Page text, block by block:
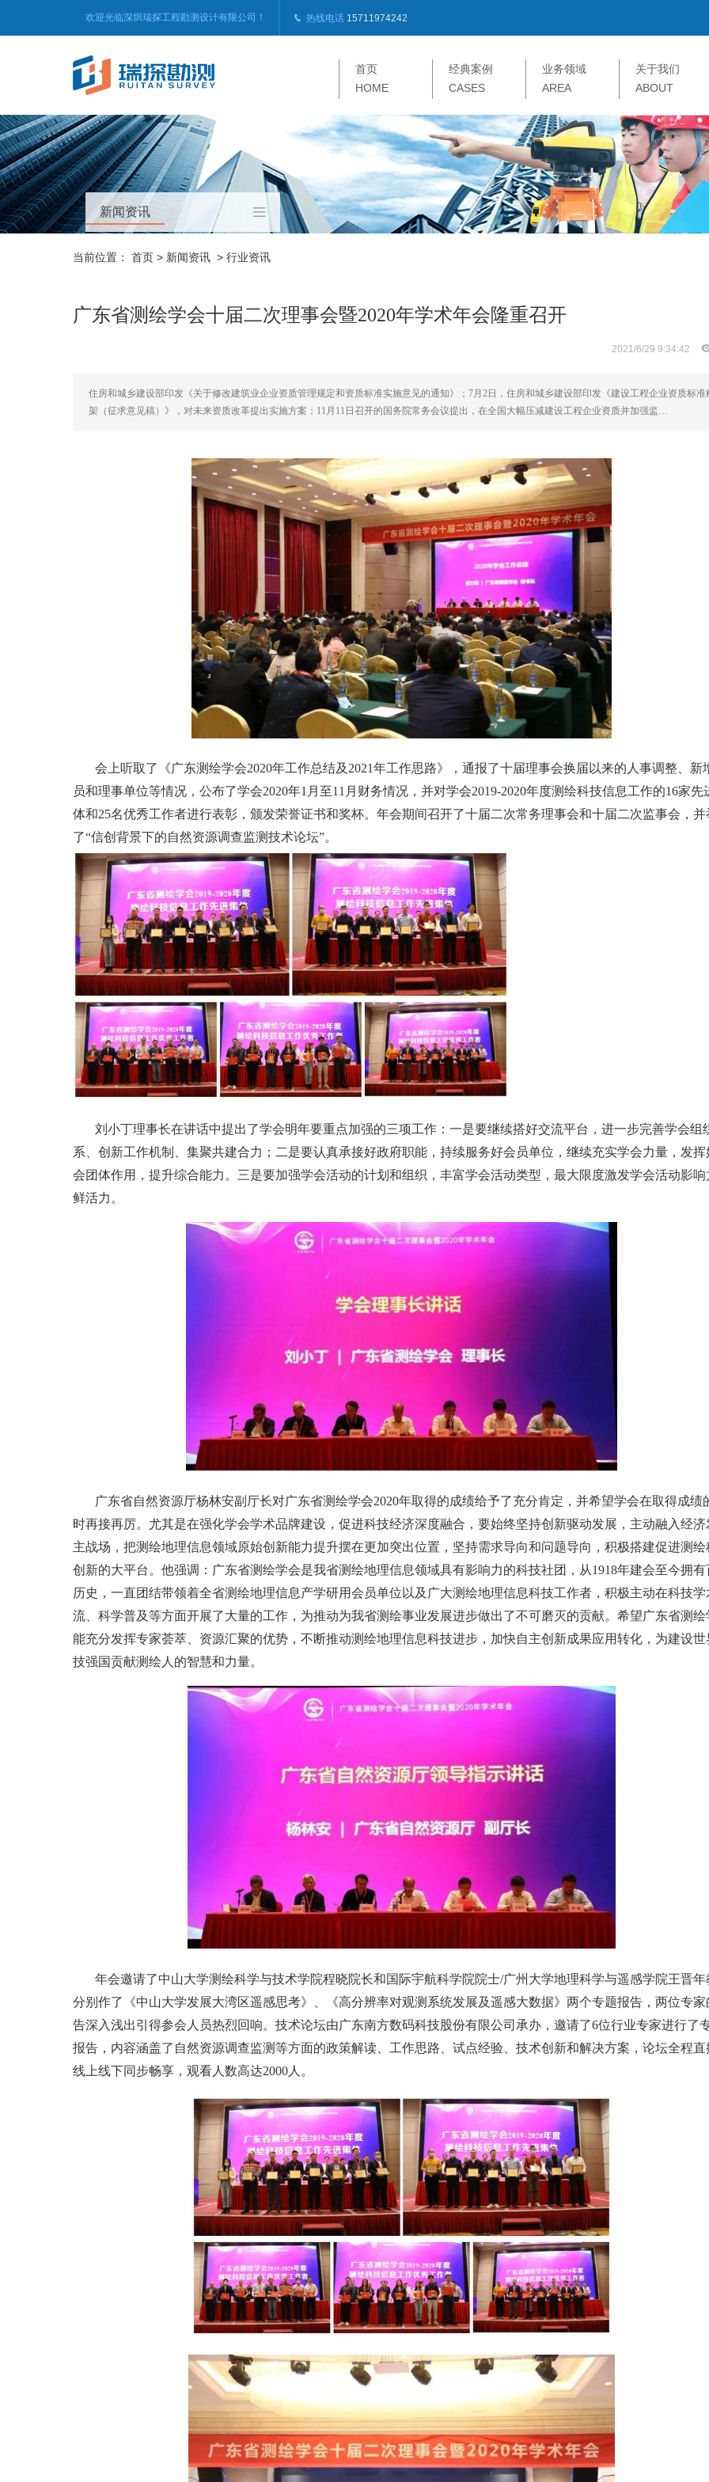
欢迎光临深圳瑞探工程勘测设计有限公司！ 热线电话 15711974242
首页
HOME
经典案例
CASES
业务领域
AREA
关于我们
ABOUT
新闻资讯
当前位置： 首页 > 新闻资讯 > 行业资讯
广东省测绘学会十届二次理事会暨2020年学术年会隆重召开
2021/6/29 9:34:42
住房和城乡建设部印发《关于修改建筑业企业资质管理规定和资质标准实施意见的通知》；7月2日，住房和城乡建设部印发《建设工程企业资质标准
架（征求意见稿）》，对未来资质改革提出实施方案；11月11日召开的国务院常务会议提出，在全国大幅压减建设工程企业资质并加强监…
会上听取了《广东测绘学会2020年工作总结及2021年工作思路》，通报了十届理事会换届以来的人事调整、新
员和理事单位等情况，公布了学会2020年1月至11月财务情况，并对学会2019-2020年度测绘科技信息工作的16家先
体和25名优秀工作者进行表彰，颁发荣誉证书和奖杯。年会期间召开了十届二次常务理事会和十届二次监事会，并
了“信创背景下的自然资源调查监测技术论坛”。
刘小丁理事长在讲话中提出了学会明年要重点加强的三项工作：一是要继续搭好交流平台，进一步完善学会组
系、创新工作机制、集聚共建合力；二是要认真承接好政府职能，持续服务好会员单位，继续充实学会力量，发挥
会团体作用，提升综合能力。三是要加强学会活动的计划和组织，丰富学会活动类型，最大限度激发学会活动影响
鲜活力。
广东省自然资源厅杨林安副厅长对广东省测绘学会2020年取得的成绩给予了充分肯定，并希望学会在取得成绩
时再接再厉。尤其是在强化学会学术品牌建设，促进科技经济深度融合，要始终坚持创新驱动发展，主动融入经济
主战场，把测绘地理信息领域原始创新能力提升摆在更加突出位置，坚持需求导向和问题导向，积极搭建促进测绘
创新的大平台。他强调：广东省测绘学会是我省测绘地理信息领域具有影响力的科技社团，从1918年建会至今拥有
历史，一直团结带领着全省测绘地理信息产学研用会员单位以及广大测绘地理信息科技工作者，积极主动在科技学
流、科学普及等方面开展了大量的工作，为推动为我省测绘事业发展进步做出了不可磨灭的贡献。希望广东省测绘
能充分发挥专家荟萃、资源汇聚的优势，不断推动测绘地理信息科技进步，加快自主创新成果应用转化，为建设世
技强国贡献测绘人的智慧和力量。
年会邀请了中山大学测绘科学与技术学院程晓院长和国际宇航科学院院士/广州大学地理科学与遥感学院王晋年
分别作了《中山大学发展大湾区遥感思考》、《高分辨率对观测系统发展及遥感大数据》两个专题报告，两位专家
告深入浅出引得参会人员热烈回响。技术论坛由广东南方数码科技股份有限公司承办，邀请了6位行业专家进行了
报告，内容涵盖了自然资源调查监测等方面的政策解读、工作思路、试点经验、技术创新和解决方案，论坛全程直
线上线下同步畅享，观看人数高达2000人。